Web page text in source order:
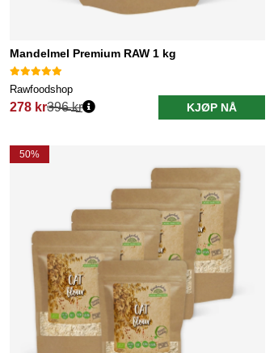
Mandelmel Premium RAW 1 kg
Rawfoodshop
278 kr
Vanlig pris:
396 kr KJØP NÅ
50%